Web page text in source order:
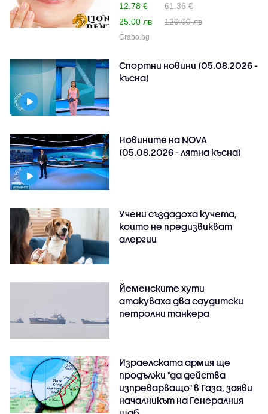
12.78 €
61.36 €
25.00 лв
120.00 лв
Grabo.bg
Спортни новини (05.08.2026 -
късна)
Новините на NOVA
(05.08.2026 - лятна късна)
Учени създадоха кучета,
които не предизвикват
алергии
Йеменските хути
атакуваха два саудитски
петролни танкера
Израелската армия ще
продължи "да действа
изпреварващо" в Газа, заяви
началникът на Генералния